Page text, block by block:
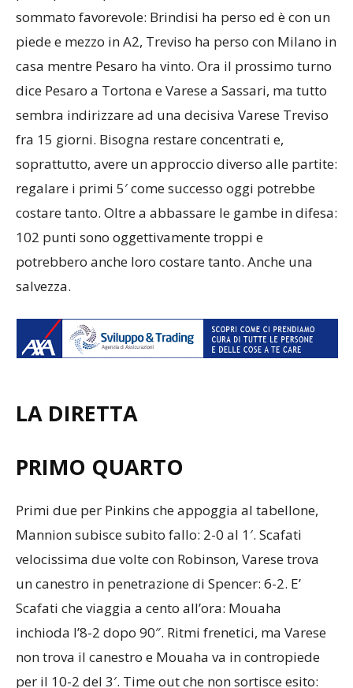
sommato favorevole: Brindisi ha perso ed è con un
piede e mezzo in A2, Treviso ha perso con Milano in
casa mentre Pesaro ha vinto. Ora il prossimo turno
dice Pesaro a Tortona e Varese a Sassari, ma tutto
sembra indirizzare ad una decisiva Varese Treviso
fra 15 giorni. Bisogna restare concentrati e,
soprattutto, avere un approccio diverso alle partite:
regalare i primi 5′ come successo oggi potrebbe
costare tanto. Oltre a abbassare le gambe in difesa:
102 punti sono oggettivamente troppi e
potrebbero anche loro costare tanto. Anche una
salvezza.
LA DIRETTA
PRIMO QUARTO
Primi due per Pinkins che appoggia al tabellone,
Mannion subisce subito fallo: 2-0 al 1′. Scafati
velocissima due volte con Robinson, Varese trova
un canestro in penetrazione di Spencer: 6-2. E’
Scafati che viaggia a cento all’ora: Mouaha
inchioda l’8-2 dopo 90″. Ritmi frenetici, ma Varese
non trova il canestro e Mouaha va in contropiede
per il 10-2 del 3′. Time out che non sortisce esito: